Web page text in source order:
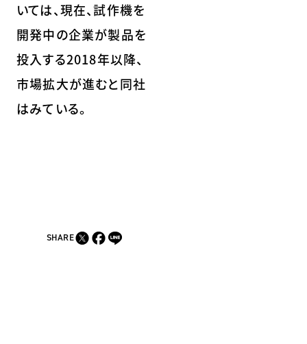
いては、現在、試作機を
開発中の企業が製品を
投入する2018年以降、
市場拡大が進むと同社
はみている。
SHARE